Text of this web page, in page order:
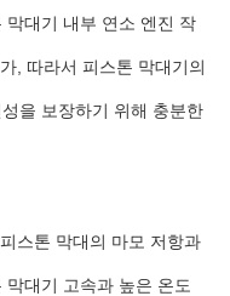
대기 내부 연소 엔진 작
, 따라서 피스톤 막대기의
을 보장하기 위해 충분한
스톤 막대의 마모 저항과
대기 고속과 높은 온도